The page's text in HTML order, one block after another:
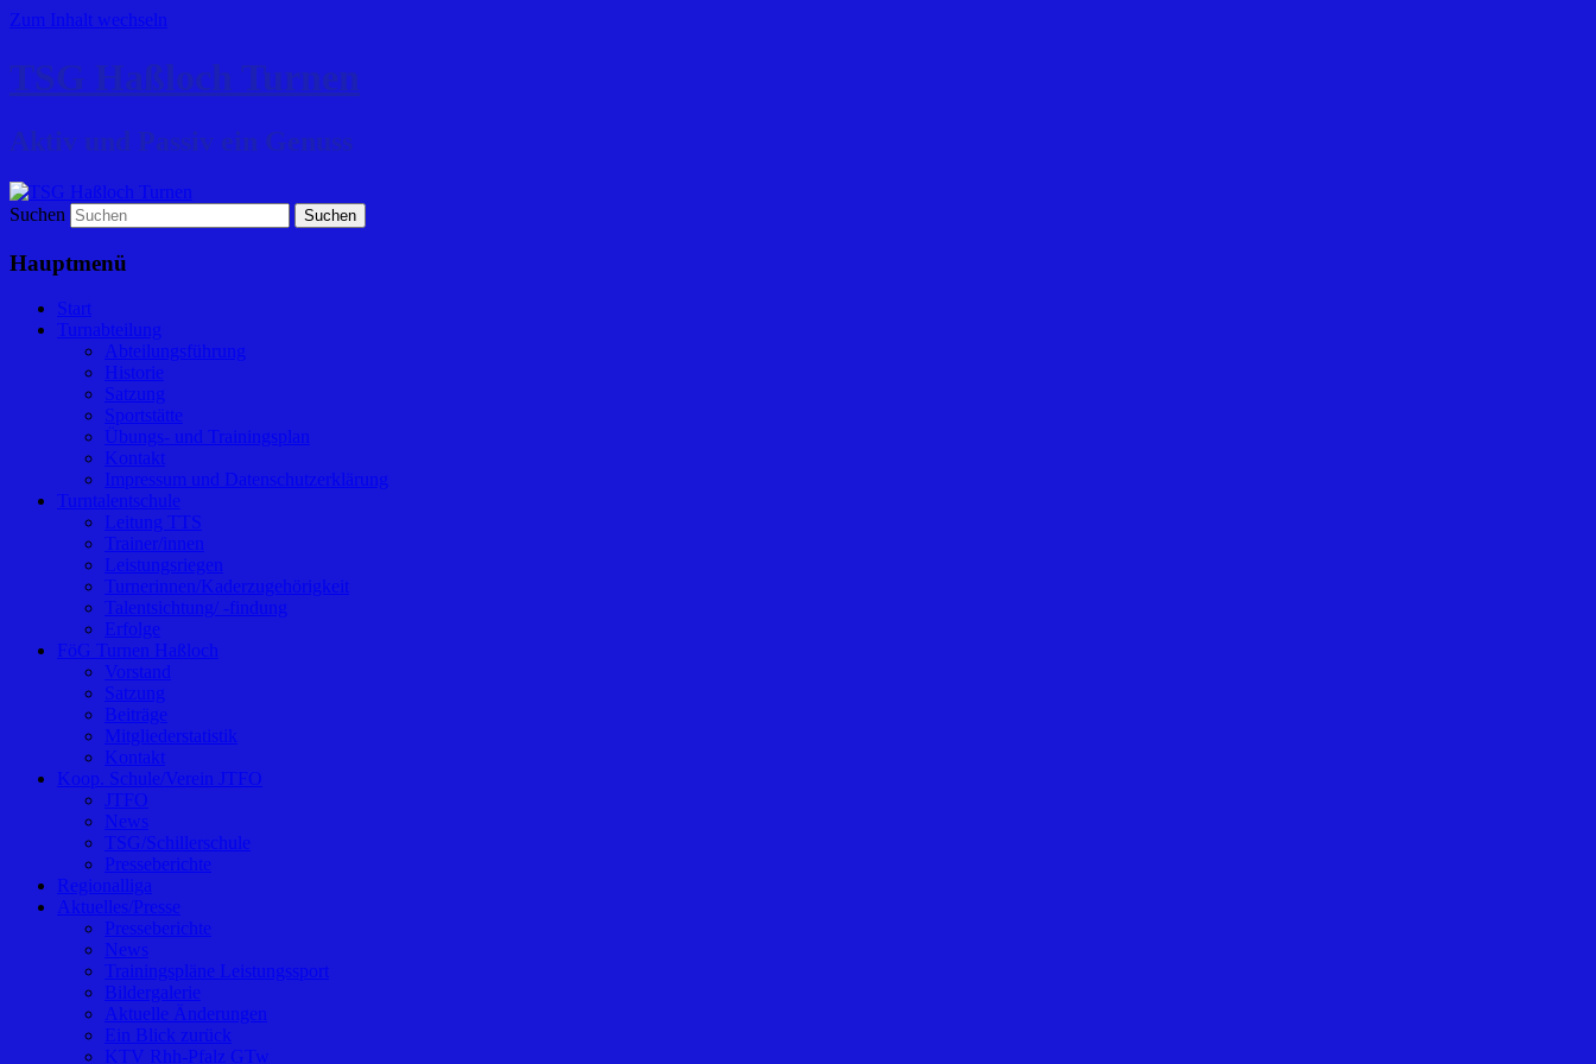
Zum Inhalt wechseln
TSG Haßloch Turnen
Aktiv und Passiv ein Genuss
Suchen
Hauptmenü
Start
Turnabteilung
Abteilungsführung
Historie
Satzung
Sportstätte
Übungs- und Trainingsplan
Kontakt
Impressum und Datenschutzerklärung
Turntalentschule
Leitung TTS
Trainer/innen
Leistungsriegen
Turnerinnen/Kaderzugehörigkeit
Talentsichtung/ -findung
Erfolge
FöG Turnen Haßloch
Vorstand
Satzung
Beiträge
Mitgliederstatistik
Kontakt
Koop. Schule/Verein JTFO
JTFO
News
TSG/Schillerschule
Presseberichte
Regionalliga
Aktuelles/Presse
Presseberichte
News
Trainingspläne Leistungssport
Bildergalerie
Aktuelle Änderungen
Ein Blick zurück
KTV Rhh-Pfalz GTw